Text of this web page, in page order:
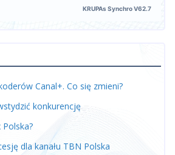
KRUPAs Synchro V62.7
Canal+. Co się zmieni?
konkurencję
dla kanału TBN Polska